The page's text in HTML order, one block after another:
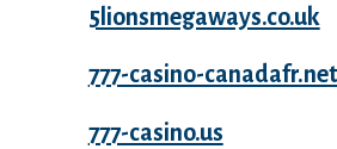
5lionsmegaways.co.uk
777-casino-canadafr.net
777-casino.us